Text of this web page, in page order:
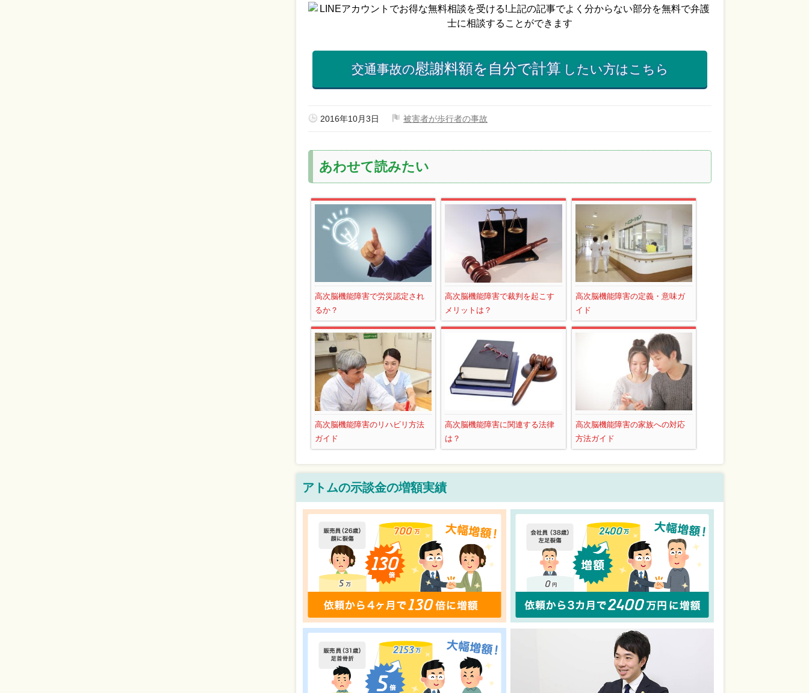
交通事故の慰謝料額を自分で計算 したい方はこちら
2016年10月3日 被害者が歩行者の事故
あわせて読みたい
高次脳機能障害で労災認定され
るか？
高次脳機能障害で裁判を起こす
メリットは？
高次脳機能障害の定義・意味ガ
イド
高次脳機能障害のリハビリ方法
ガイド
高次脳機能障害に関連する法律
は？
高次脳機能障害の家族への対応
方法ガイド
アトムの示談金の増額実績